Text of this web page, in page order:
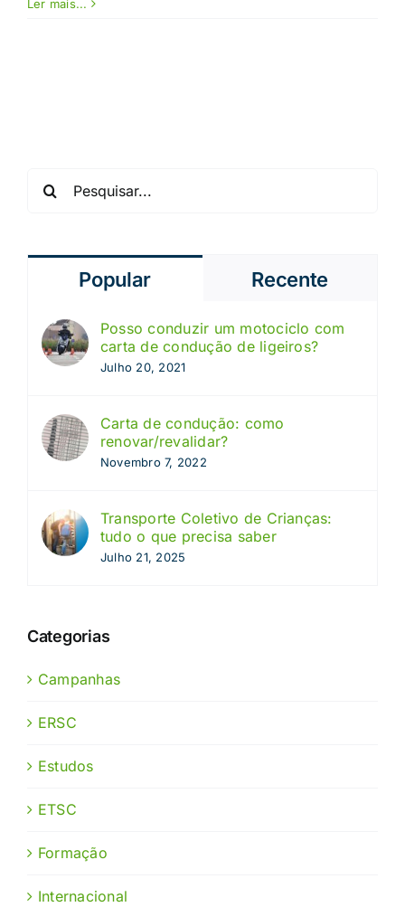
Ler mais...
Popular Recente
Posso conduzir um motociclo com
carta de condução de ligeiros?
Julho 20, 2021
Carta de condução: como
renovar/revalidar?
Novembro 7, 2022
Transporte Coletivo de Crianças:
tudo o que precisa saber
Julho 21, 2025
Categorias
Campanhas
ERSC
Estudos
ETSC
Formação
Internacional